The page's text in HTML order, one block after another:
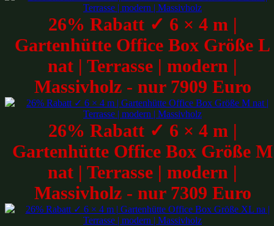
26% Rabatt ✓ 6 × 4 m |
Gartenhütte Office Box Größe L
nat | Terrasse | modern |
Massivholz - nur 7909 Euro
26% Rabatt ✓ 6 × 4 m |
Gartenhütte Office Box Größe M
nat | Terrasse | modern |
Massivholz - nur 7309 Euro